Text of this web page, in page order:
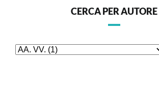
CERCA PER AUTORE